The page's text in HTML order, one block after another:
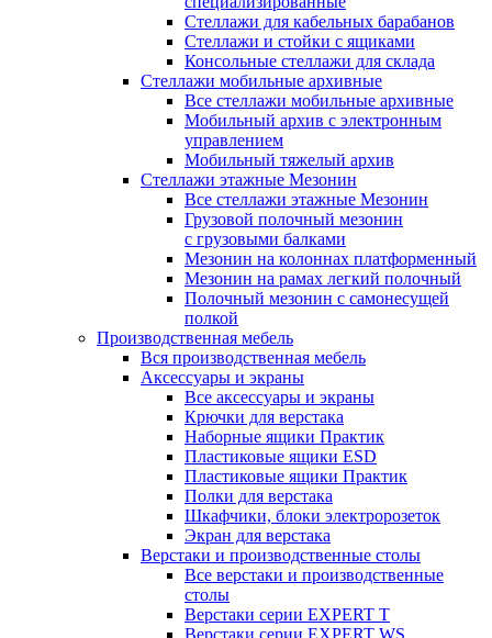
Стеллажи для кабельных барабанов
Стеллажи и стойки с ящиками
Консольные стеллажи для склада
Стеллажи мобильные архивные
Все стеллажи мобильные архивные
Мобильный архив с электронным
управлением
Мобильный тяжелый архив
Стеллажи этажные Мезонин
Все стеллажи этажные Мезонин
Грузовой полочный мезонин
с грузовыми балками
Мезонин на колоннах платформенный
Мезонин на рамах легкий полочный
Полочный мезонин с самонесущей
полкой
Производственная мебель
Вся производственная мебель
Аксессуары и экраны
Все аксессуары и экраны
Крючки для верстака
Наборные ящики Практик
Пластиковые ящики ESD
Пластиковые ящики Практик
Полки для верстака
Шкафчики, блоки электророзеток
Экран для верстака
Верстаки и производственные столы
Все верстаки и производственные
столы
Верстаки серии EXPERT T
Верстаки серии EXPERT WS